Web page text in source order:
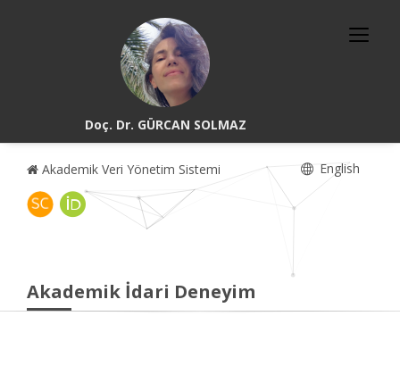
Doç. Dr. GÜRCAN SOLMAZ
Akademik Veri Yönetim Sistemi English
Akademik İdari Deneyim